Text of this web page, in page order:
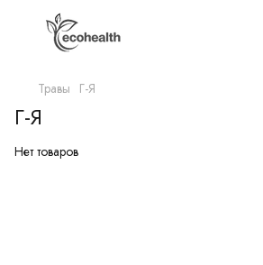
Травы Г-Я
Г-Я
Нет товаров